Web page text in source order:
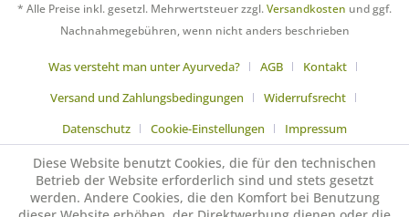
* Alle Preise inkl. gesetzl. Mehrwertsteuer zzgl.Versandkosten und ggf.
Nachnahmegebühren, wenn nicht anders beschrieben
Was versteht man unter Ayurveda? AGB
Kontakt
Versand und Zahlungsbedingungen
Widerrufsrecht
Datenschutz
Cookie-Einstellungen Impressum
Diese Website benutzt Cookies, die für den technischen
Betrieb der Website erforderlich sind und stets gesetzt
werden. Andere Cookies, die den Komfort bei Benutzung